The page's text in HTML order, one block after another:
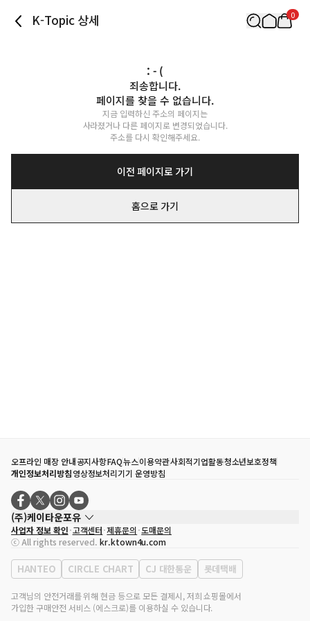
K-Topic 상세 0
: - (
죄송합니다.
페이지를 찾을 수 없습니다.
지금 입력하신 주소의 페이지는
사라졌거나 다른 페이지로 변경되었습니다.
주소를 다시 확인해주세요.
이전 페이지로 가기
홈으로 가기
오프라인 매장 안내공지사항FAQ뉴스이용약관사회적기업활동청소년보호정책
개인정보처리방침영상정보처리기기 운영방침
(주)케이타운포유
대표자
송효민
사업자등록번호
120-87-71116
통신판매업 신고번호 제2011-서울강남-02223
대표전화
02-552-9855
사업자 정보 확인 고객센터 제휴문의 도매문의
ⓒ All rights reserved. kr.ktown4u.com
HANTEO CIRCLE CHART CJ 대한통운 롯데택배
고객님의 안전거래를 위해 현금 등으로 모든 결제시, 저희 쇼핑몰에서
가입한 구매안전 서비스 (에스크로)를 이용하실 수 있습니다.